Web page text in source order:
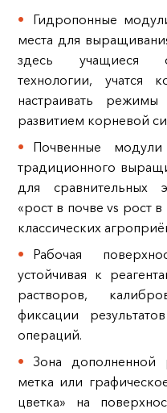
Гидропонные
места для
здесь учащиеся
технологии, учатся
настраивать
развитием корневой
Почвенные
традиционного
для сравнительных
«рост в почве vs рост
классических
Рабочая
устойчивая к
растворов,
фиксации
операций.
Зона дополненной
метка или
цветка» на